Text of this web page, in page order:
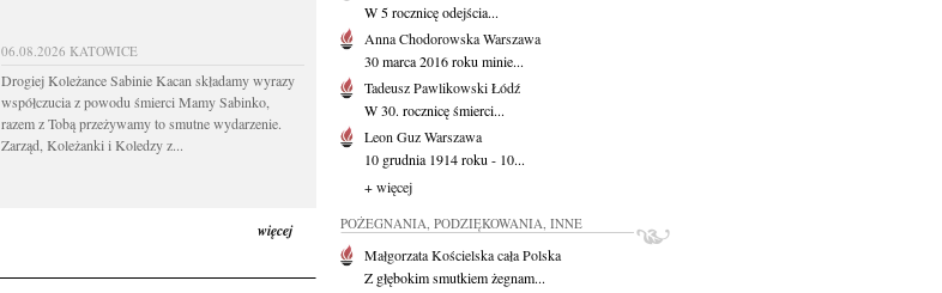
06.08.2026 KATOWICE
Drogiej Koleżance Sabinie Kacan składamy wyrazy
współczucia z powodu śmierci Mamy Sabinko,
razem z Tobą przeżywamy to smutne wydarzenie.
Zarząd, Koleżanki i Koledzy z...
więcej
W 5 rocznicę odejścia...
Anna ChodorowskaWarszawa
30 marca 2016 roku minie...
Tadeusz PawlikowskiŁódź
W 30. rocznicę śmierci...
Leon GuzWarszawa
10 grudnia 1914 roku - 10...
+ więcej
POŻEGNANIA, PODZIĘKOWANIA, INNE
Małgorzata Kościelskacała Polska
Z głębokim smutkiem żegnam...